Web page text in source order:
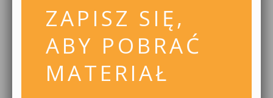
ZAPISZ SIĘ,
ABY POBRAĆ
MATERIAŁ